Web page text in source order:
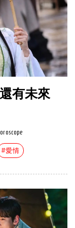
有未來
#愛情